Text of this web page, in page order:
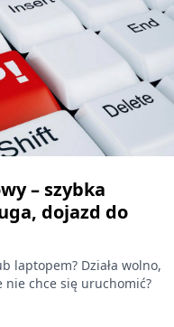
– szybka
dojazd do
laptopem? Działa wolno,
nie chce się uruchomić?